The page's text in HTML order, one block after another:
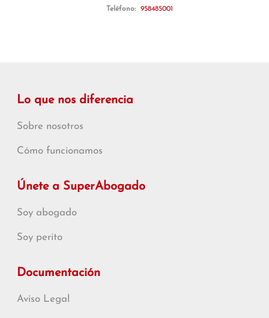
Teléfono:
958485001
Lo que nos diferencia
Sobre nosotros
Cómo funcionamos
Únete a SuperAbogado
Soy abogado
Soy perito
Documentación
Aviso Legal